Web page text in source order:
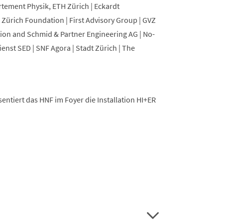
Physik, ETH Zürich | Eckardt
Foundation | First Advisory Group | GVZ
and Schmid & Partner Engineering AG | No-
SED | SNF Agora | Stadt Zürich | The
das HNF im Foyer die Installation HI+ER